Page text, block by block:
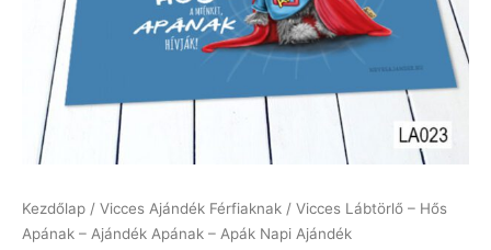
Kezdőlap / Vicces Ajándék Férfiaknak / Vicces Lábtörlő – Hős
Apának – Ajándék Apának – Apák Napi Ajándék